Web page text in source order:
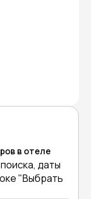
в отеле
даты
"Выбрать